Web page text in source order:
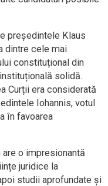
președintele Klaus
dintre cele mai
constituțional din
solidă.
Curții era considerată
Iohannis, votul
în favoarea
o impresionantă
juridice la
studii aprofundate și